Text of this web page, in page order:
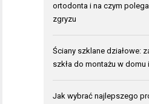
ortodonta i na czym
zgryzu
Ściany szklane działowe:
szkła do montażu w domu
Jak wybrać najlepszego